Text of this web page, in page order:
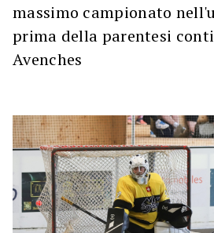
massimo campionato
prima della parentesi
Avenches